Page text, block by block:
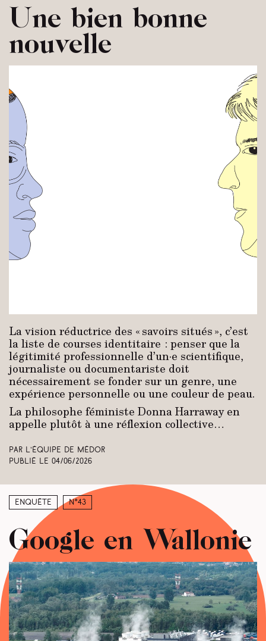
Une bien bonne
nouvelle
La vision réductrice des « savoirs situés », c’est
la liste de courses identitaire : penser que la
légitimité professionnelle d’un·e scientifique,
journaliste ou documentariste doit
nécessairement se fonder sur un genre, une
expérience personnelle ou une couleur de peau.
La philosophe féministe Donna Harraway en
appelle plutôt à une réflexion collective…
Par L’équipe de Médor
Publié le 04/06/2026
Enquête N°43
Google en Wallonie